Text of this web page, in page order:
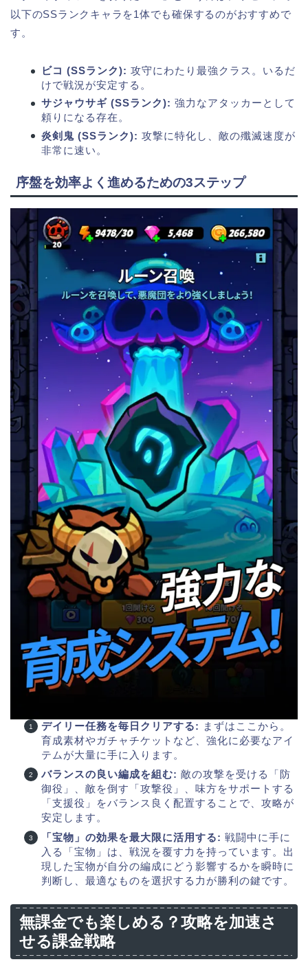
以下のSSランクキャラを1体でも確保するのがおすすめで
す。
ビコ (SSランク): 攻守にわたり最強クラス。いるだ
けで戦況が安定する。
サジャウサギ (SSランク): 強力なアタッカーとして
頼りになる存在。
炎剣鬼 (SSランク): 攻撃に特化し、敵の殲滅速度が
非常に速い。
序盤を効率よく進めるための3ステップ
デイリー任務を毎日クリアする: まずはここから。
育成素材やガチャチケットなど、強化に必要なアイ
テムが大量に手に入ります。
バランスの良い編成を組む: 敵の攻撃を受ける「防
御役」、敵を倒す「攻撃役」、味方をサポートする
「支援役」をバランス良く配置することで、攻略が
安定します。
「宝物」の効果を最大限に活用する: 戦闘中に手に
入る「宝物」は、戦況を覆す力を持っています。出
現した宝物が自分の編成にどう影響するかを瞬時に
判断し、最適なものを選択する力が勝利の鍵です。
無課金でも楽しめる？攻略を加速さ
せる課金戦略